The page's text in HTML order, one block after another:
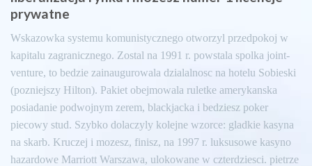
prywatne
Wskazowka systemu komunistycznego otworzyl przedpokoj w
kapitalu zagranicznego. Zostal na 1991 r. powstala spolka joint-
venture, to bedzie zainaugurowala dzialalnosc na hotelu Sobieski
(pozniejszy Hilton). Pakiet obejmowala ruletke amerykanska
posiadanie podwojnym zerem, blackjacka i bedziesz poker
piecowy stud. Szybko dolaczyly kolejne wzorce: gladkie kasyna
na skarb. Kruczej i mozesz, finisz, na 1997 r. luksusowe kasyno
hazardowe Marriott Warszawa, ulokowane w czterdziesci. pietrze